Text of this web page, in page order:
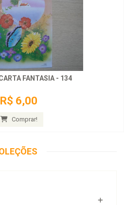
FANTASIA - 134
R$ 6,00
Comprar!